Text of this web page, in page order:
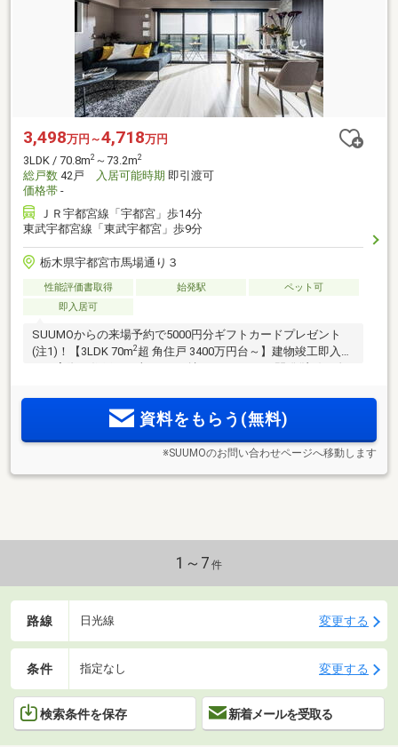
3,498万円～4,718万円
3LDK / 70.8m2 ～73.2m2
総戸数 42戸 入居可能時期 即引渡可
価格帯 -
ＪＲ宇都宮線「宇都宮」歩14分
東武宇都宮線「東武宇都宮」歩9分
栃木県宇都宮市馬場通り３
性能評価書取得 始発駅
ペット可
即入居可
SUUMOからの来場予約で5000円分ギフトカードプレゼント
(注1)！【3LDK 70m2 超 角住戸 3400万円台～】建物竣工即入居
可！実際の住戸で日当たりを確認できます！再開発(注2)で進
ト馬場通りに1フロア3邸角住戸中心(注3)のプライベートレジ
資料をもらう(無料)
※SUUMOのお問い合わせページへ移動します
1～7 件
路線 日光線 変更する
条件 指定なし 変更する
検索条件を保存 新着メールを受取る